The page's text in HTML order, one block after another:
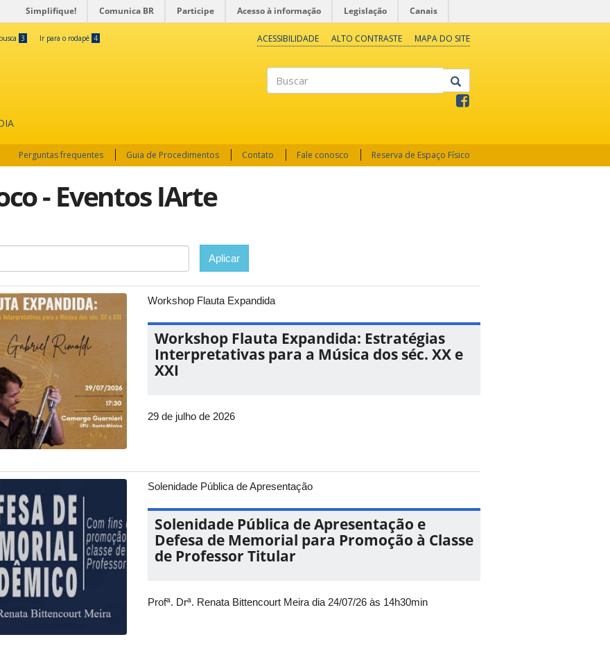
Simplifique! Comunica BR Participe Acesso à informação Legislação Canais
3 Ir para o rodapé 4 ACESSIBILIDADE ALTO CONTRASTE MAPA DO SITE
Perguntas frequentes Guia de Procedimentos Contato Fale conosco Reserva de Espaço Físico
- Eventos IArte
Aplicar
Workshop Flauta Expandida
Workshop Flauta Expandida: Estratégias
Interpretativas para a Música dos séc. XX e
XXI
29 de julho de 2026
Solenidade Pública de Apresentação
Solenidade Pública de Apresentação e
Defesa de Memorial para Promoção à Classe
de Professor Titular
Profª. Drª. Renata Bittencourt Meira dia 24/07/26 às 14h30min